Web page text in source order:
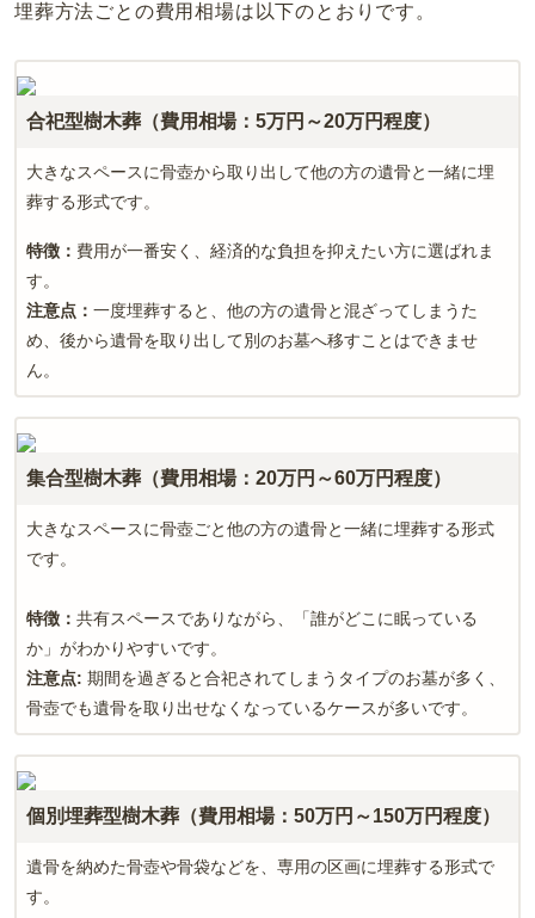
埋葬方法ごとの費用相場は以下のとおりです。
合祀型樹木葬（費用相場：5万円～20万円程度）
大きなスペースに骨壺から取り出して他の方の遺骨と一緒に埋
葬する形式です。
特徴： 費用が一番安く、経済的な負担を抑えたい方に選ばれま
す。
注意点： 一度埋葬すると、他の方の遺骨と混ざってしまうた
め、後から遺骨を取り出して別のお墓へ移すことはできませ
ん。
集合型樹木葬（費用相場：20万円～60万円程度）
大きなスペースに骨壺ごと他の方の遺骨と一緒に埋葬する形式
です。
特徴： 共有スペースでありながら、「誰がどこに眠っている
か」がわかりやすいです。
注意点: 期間を過ぎると合祀されてしまうタイプのお墓が多く、
骨壺でも遺骨を取り出せなくなっているケースが多いです。
個別埋葬型樹木葬（費用相場：50万円～150万円程度）
遺骨を納めた骨壺や骨袋などを、専用の区画に埋葬する形式で
す。